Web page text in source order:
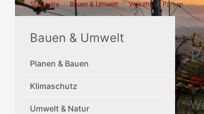
Startseite Bauen & Umwelt Verkehr Parken
Bauen & Umwelt
Planen & Bauen
Klimaschutz
Umwelt & Natur